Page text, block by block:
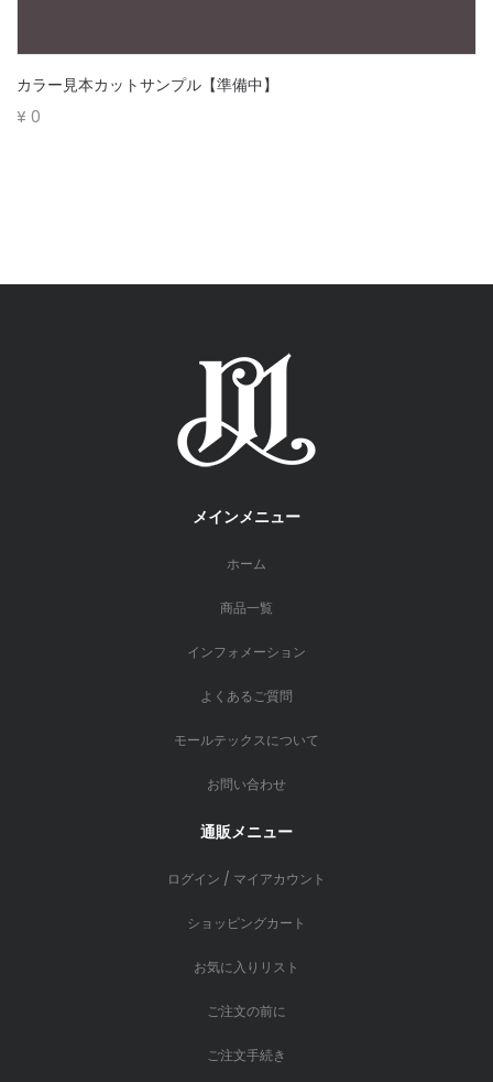
カラー見本カットサンプル【準備中】
¥ 0
メインメニュー
ホーム
商品一覧
インフォメーション
よくあるご質問
モールテックスについて
お問い合わせ
通販メニュー
ログイン / マイアカウント
ショッピングカート
お気に入りリスト
ご注文の前に
ご注文手続き